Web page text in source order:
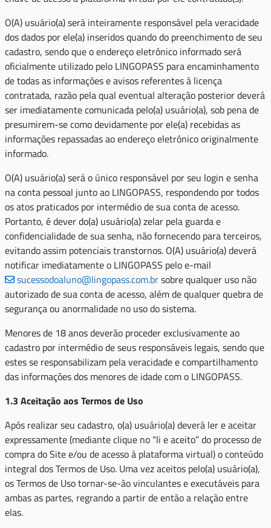
O(A) usuário(a) será inteiramente responsável pela veracidade
dos dados por ele(a) inseridos quando do preenchimento de seu
cadastro, sendo que o endereço eletrônico informado será
oficialmente utilizado pelo LINGOPASS para encaminhamento
de todas as informações e avisos referentes à licença
contratada, razão pela qual eventual alteração posterior deverá
ser imediatamente comunicada pelo(a) usuário(a), sob pena de
presumirem-se como devidamente por ele(a) recebidas as
informações repassadas ao endereço eletrônico originalmente
informado.
O(A) usuário(a) será o único responsável por seu login e senha
na conta pessoal junto ao LINGOPASS, respondendo por todos
os atos praticados por intermédio de sua conta de acesso.
Portanto, é dever do(a) usuário(a) zelar pela guarda e
confidencialidade de sua senha, não fornecendo para terceiros,
evitando assim potenciais transtornos. O(A) usuário(a) deverá
notificar imediatamente o LINGOPASS pelo e-mail
sucessodoaluno@lingopass.com.brsobre qualquer uso não
autorizado de sua conta de acesso, além de qualquer quebra de
segurança ou anormalidade no uso do sistema.
Menores de 18 anos deverão proceder exclusivamente ao
cadastro por intermédio de seus responsáveis legais, sendo que
estes se responsabilizam pela veracidade e compartilhamento
das informações dos menores de idade com o LINGOPASS.
1.3 Aceitação aos Termos de Uso
Após realizar seu cadastro, o(a) usuário(a) deverá ler e aceitar
expressamente (mediante clique no “li e aceito” do processo de
compra do Site e/ou de acesso à plataforma virtual) o conteúdo
integral dos Termos de Uso. Uma vez aceitos pelo(a) usuário(a),
os Termos de Uso tornar-se-ão vinculantes e executáveis para
ambas as partes, regrando a partir de então a relação entre
elas.